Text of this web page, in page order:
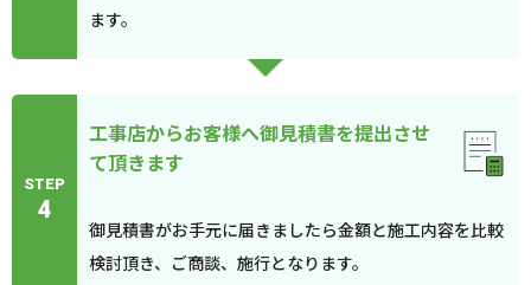
ます。
STEP
4
工事店からお客様へ御見積書を提出させ
て頂きます
御見積書がお手元に届きましたら金額と施工内容を比較
検討頂き、ご商談、施行となります。